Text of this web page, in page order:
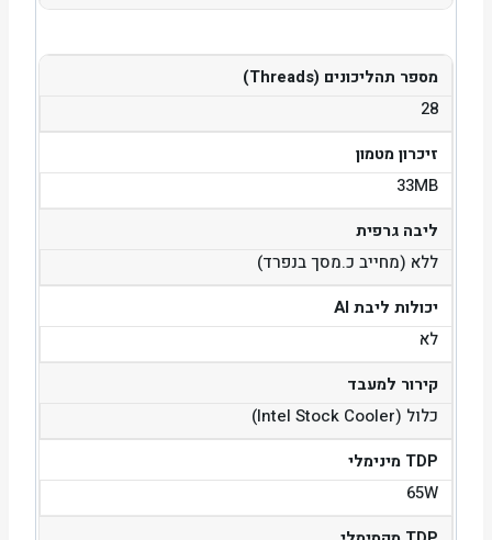
מספר תהליכונים (Threads)
28
זיכרון מטמון
33MB
ליבה גרפית
ללא (מחייב כ.מסך בנפרד)
יכולות ליבת AI
לא
קירור למעבד
כלול (Intel Stock Cooler)
TDP מינימלי
65W